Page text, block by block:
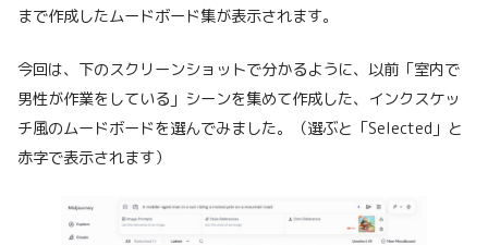
まで作成したムードボード集が表示されます。
今回は、下のスクリーンショットで分かるように、以前「室内で
男性が作業をしている」シーンを集めて作成した、インクスケッ
チ風のムードボードを選んでみました。（選ぶと「Selected」と
赤字で表示されます）